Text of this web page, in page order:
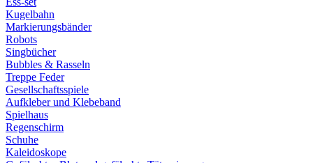
Kugelbahn
Markierungsbänder
Robots
Singbücher
Bubbles & Rasseln
Treppe Feder
Gesellschaftsspiele
Aufkleber und Klebeband
Spielhaus
Regenschirm
Schuhe
Kaleidoskope